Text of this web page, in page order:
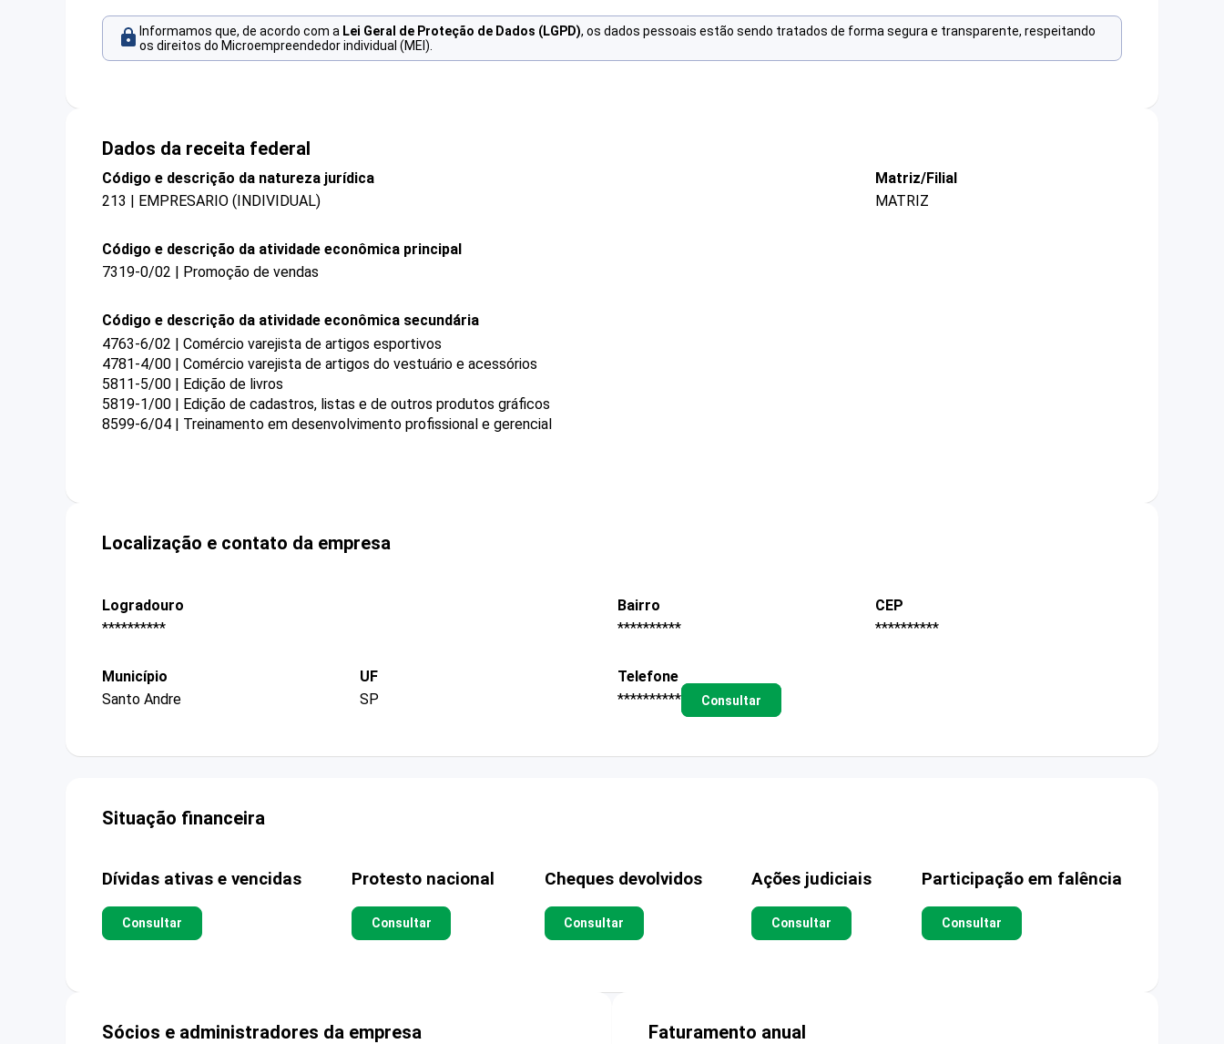
Informamos que, de acordo com a Lei Geral de Proteção de Dados (LGPD), os dados pessoais estão sendo tratados de forma segura e transparente, respeitando
os direitos do Microempreendedor individual (MEI).
Dados da receita federal
Código e descrição da natureza jurídica
213 | EMPRESARIO (INDIVIDUAL)
Matriz/Filial
MATRIZ
Código e descrição da atividade econômica principal
7319-0/02 | Promoção de vendas
Código e descrição da atividade econômica secundária
4763-6/02 | Comércio varejista de artigos esportivos
4781-4/00 | Comércio varejista de artigos do vestuário e acessórios
5811-5/00 | Edição de livros
5819-1/00 | Edição de cadastros, listas e de outros produtos gráficos
8599-6/04 | Treinamento em desenvolvimento profissional e gerencial
Localização e contato da empresa
Logradouro
**********
Bairro
**********
CEP
**********
Município
Santo Andre
UF
SP
Telefone
**********
Consultar
Situação financeira
Dívidas ativas e vencidas
Consultar
Protesto nacional
Consultar
Cheques devolvidos
Consultar
Ações judiciais
Consultar
Participação em falência
Consultar
Sócios e administradores da empresa Faturamento anual